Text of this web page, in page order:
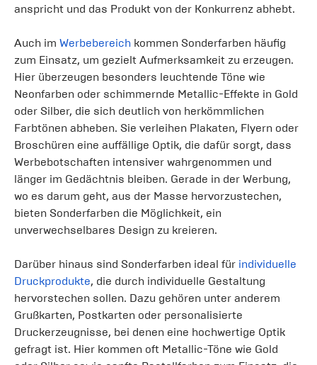
anspricht und das Produkt von der Konkurrenz abhebt.
Auch im Werbebereich kommen Sonderfarben häufig
zum Einsatz, um gezielt Aufmerksamkeit zu erzeugen.
Hier überzeugen besonders leuchtende Töne wie
Neonfarben oder schimmernde Metallic-Effekte in Gold
oder Silber, die sich deutlich von herkömmlichen
Farbtönen abheben. Sie verleihen Plakaten, Flyern oder
Broschüren eine auffällige Optik, die dafür sorgt, dass
Werbebotschaften intensiver wahrgenommen und
länger im Gedächtnis bleiben. Gerade in der Werbung,
wo es darum geht, aus der Masse hervorzustechen,
bieten Sonderfarben die Möglichkeit, ein
unverwechselbares Design zu kreieren.
Darüber hinaus sind Sonderfarben ideal für individuelle
Druckprodukte, die durch individuelle Gestaltung
hervorstechen sollen. Dazu gehören unter anderem
Grußkarten, Postkarten oder personalisierte
Druckerzeugnisse, bei denen eine hochwertige Optik
gefragt ist. Hier kommen oft Metallic-Töne wie Gold